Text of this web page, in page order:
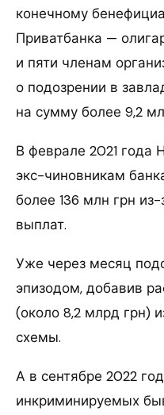
конечному
Приватбанка —
и пяти членам
о подозрении в
на сумму более 9,2
В феврале 2021
экс-чиновникам
более 136 млн грн
выплат.
Уже через месяц
эпизодом, добавив
(около 8,2 млрд грн)
схемы.
А в сентябре 2022
инкриминируемых